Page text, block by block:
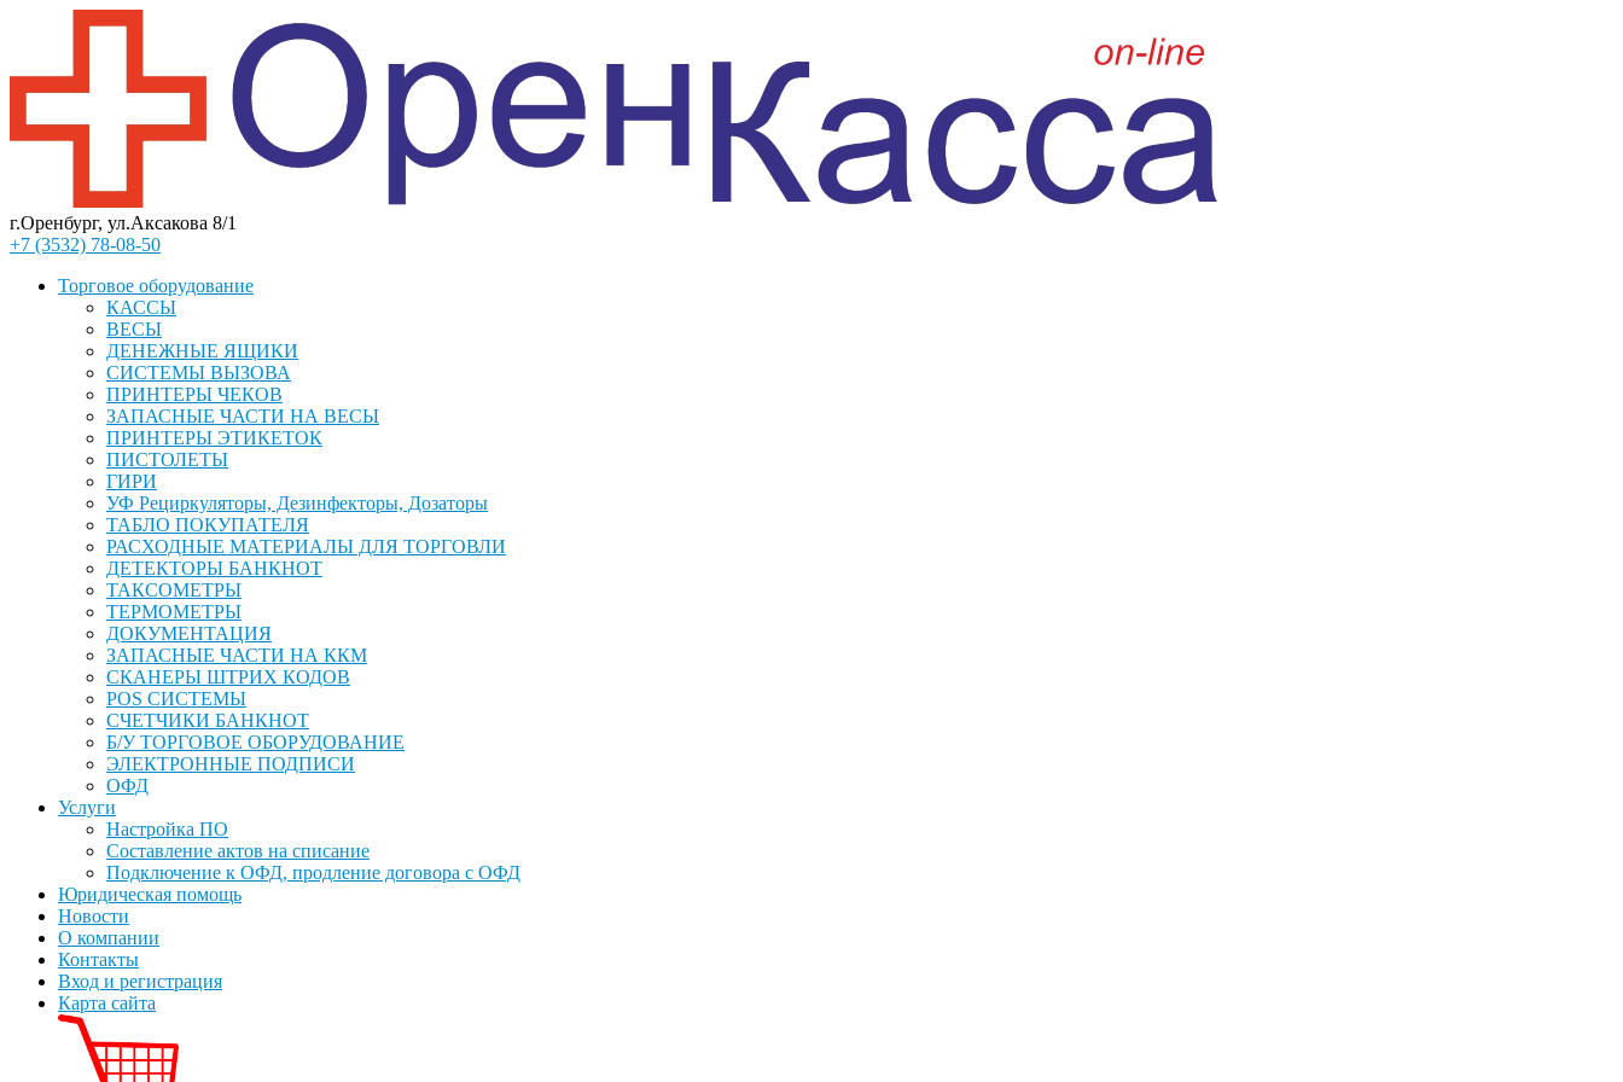
г.Оренбург, ул.Аксакова 8/1
+7 (3532) 78-08-50
Торговое оборудование
КАССЫ
ВЕСЫ
ДЕНЕЖНЫЕ ЯЩИКИ
СИСТЕМЫ ВЫЗОВА
ПРИНТЕРЫ ЧЕКОВ
ЗАПАСНЫЕ ЧАСТИ НА ВЕСЫ
ПРИНТЕРЫ ЭТИКЕТОК
ПИСТОЛЕТЫ
ГИРИ
УФ Рециркуляторы, Дезинфекторы, Дозаторы
ТАБЛО ПОКУПАТЕЛЯ
РАСХОДНЫЕ МАТЕРИАЛЫ ДЛЯ ТОРГОВЛИ
ДЕТЕКТОРЫ БАНКНОТ
ТАКСОМЕТРЫ
ТЕРМОМЕТРЫ
ДОКУМЕНТАЦИЯ
ЗАПАСНЫЕ ЧАСТИ НА ККМ
СКАНЕРЫ ШТРИХ КОДОВ
POS СИСТЕМЫ
СЧЕТЧИКИ БАНКНОТ
Б/У ТОРГОВОЕ ОБОРУДОВАНИЕ
ЭЛЕКТРОННЫЕ ПОДПИСИ
ОФД
Услуги
Настройка ПО
Составление актов на списание
Подключение к ОФД, продление договора с ОФД
Юридическая помощь
Новости
О компании
Контакты
Вход и регистрация
Карта сайта